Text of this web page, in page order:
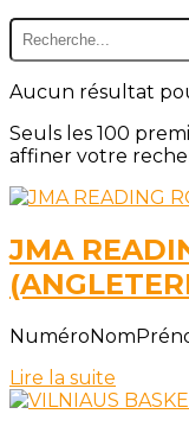
Aucun résultat
Seuls les 100
affiner votre
JMA
Lire la suite